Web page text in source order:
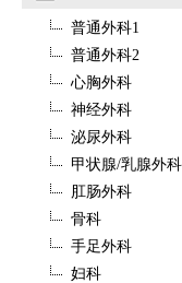
普通外科1
普通外科2
心胸外科
神经外科
泌尿外科
甲状腺/乳腺外科
肛肠外科
骨科
手足外科
妇科